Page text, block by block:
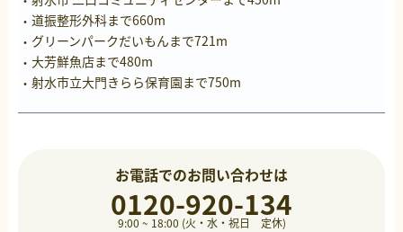
道振整形外科まで660m
グリーンパークだいもんまで721m
大芳鮮魚店まで480m
射水市立大門きらら保育園まで750m
お電話でのお問い合わせは
0120-920-134
9:00 ~ 18:00 (火・水・祝日 定休)